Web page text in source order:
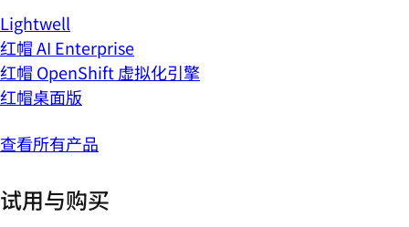
Lightwell
红帽 AI Enterprise
红帽 OpenShift 虚拟化引擎
红帽桌面版
查看所有产品
试用与购买